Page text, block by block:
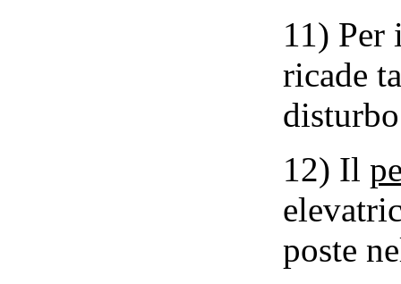
11) Per
ricade
12) Il
poste